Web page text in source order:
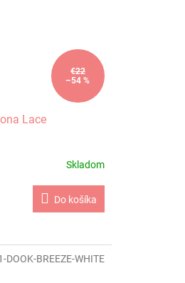
€22
–54 %
Lace
Skladom
Do košíka
DOOK-BREEZE-WHITE